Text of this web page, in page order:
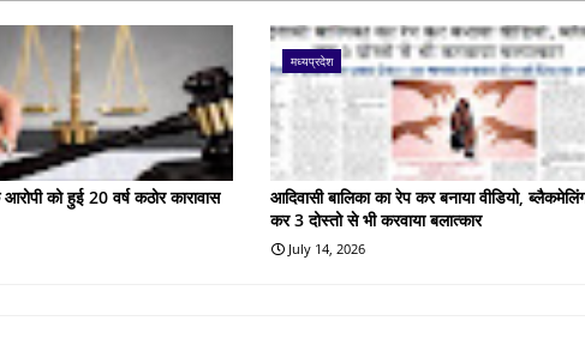
को हुई 20 वर्ष कठोर कारावास
मध्यप्रदेश
आदिवासी बालिका का रेप कर बनाया वीडियो,
कर 3 दोस्तो से भी करवाया बलात्कार
July 14, 2026